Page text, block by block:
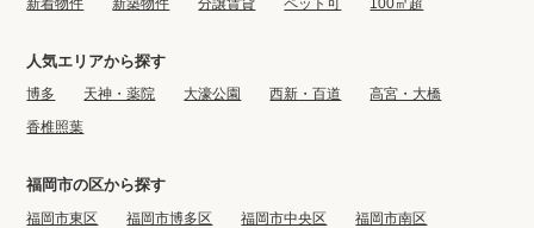
人気エリアから探す
博多 天神・薬院 大濠公園 西新・百道
高宮・大橋
香椎照葉
福岡市の区から探す
福岡市東区 福岡市博多区 福岡市中央区
福岡市南区